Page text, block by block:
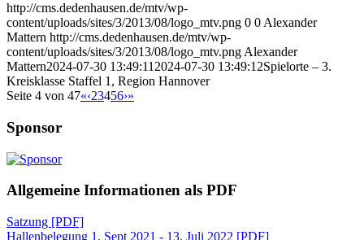
http://cms.dedenhausen.de/mtv/wp-
content/uploads/sites/3/2013/08/logo_mtv.png 0 0 Alexander
Mattern http://cms.dedenhausen.de/mtv/wp-
content/uploads/sites/3/2013/08/logo_mtv.png Alexander
Mattern2024-07-30 13:49:11 2024-07-30 13:49:12Spielorte – 3.
Kreisklasse Staffel 1, Region Hannover
Seite 4 von 47«‹23456›»
Sponsor
Allgemeine Informationen als PDF
Satzung [PDF]
Hallenbelegung 1. Sept 2021 - 13. Juli 2022 [PDF]